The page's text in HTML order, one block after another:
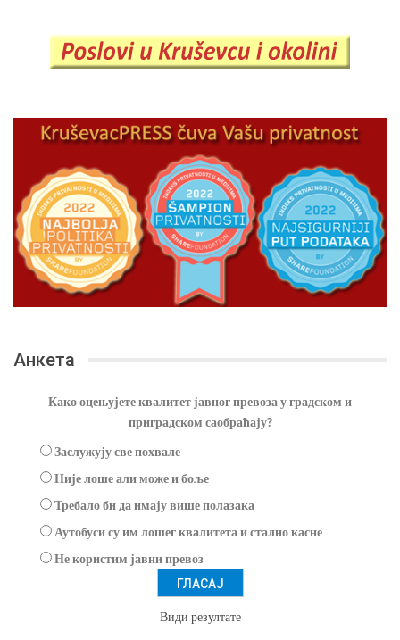
Анкета
Како оцењујете квалитет јавног превоза у градском и
приградском саобраћају?
Заслужују све похвале
Није лоше али може и боље
Требало би да имају више полазака
Аутобуси су им лошег квалитета и стално касне
Не користим јавни превоз
Види резултате